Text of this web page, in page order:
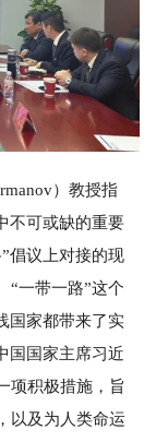
）教授指
不可或缺的重要
倡议上对接的现
“一带一路”这个
国家都带来了实
国国家主席习近
项积极措施，旨
以及为人类命运